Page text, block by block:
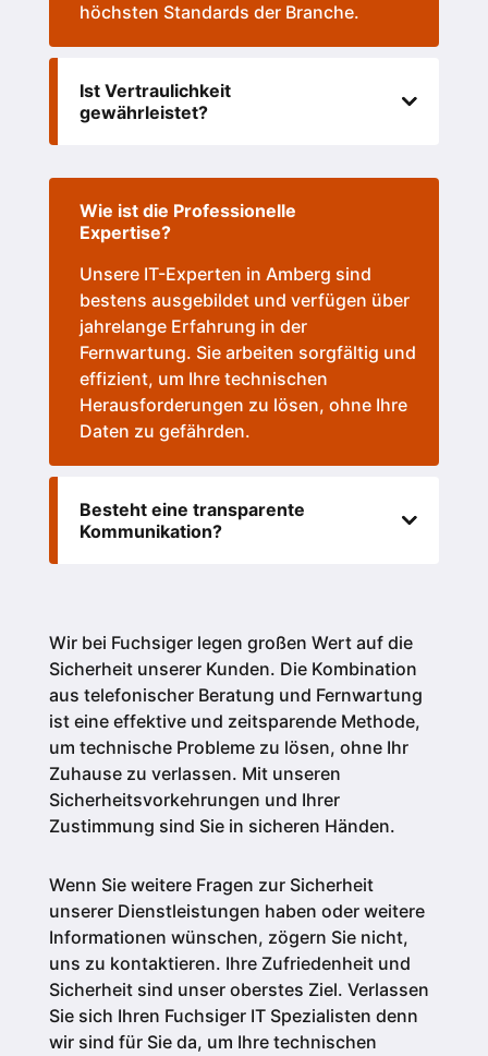
höchsten Standards der Branche.
Ist Vertraulichkeit
gewährleistet?
Wie ist die Professionelle
Expertise?
Unsere IT-Experten in Amberg sind
bestens ausgebildet und verfügen über
jahrelange Erfahrung in der
Fernwartung. Sie arbeiten sorgfältig und
effizient, um Ihre technischen
Herausforderungen zu lösen, ohne Ihre
Daten zu gefährden.
Besteht eine transparente
Kommunikation?
Wir bei Fuchsiger legen großen Wert auf die
Sicherheit unserer Kunden. Die Kombination
aus telefonischer Beratung und Fernwartung
ist eine effektive und zeitsparende Methode,
um technische Probleme zu lösen, ohne Ihr
Zuhause zu verlassen. Mit unseren
Sicherheitsvorkehrungen und Ihrer
Zustimmung sind Sie in sicheren Händen.
Wenn Sie weitere Fragen zur Sicherheit
unserer Dienstleistungen haben oder weitere
Informationen wünschen, zögern Sie nicht,
uns zu kontaktieren. Ihre Zufriedenheit und
Sicherheit sind unser oberstes Ziel. Verlassen
Sie sich Ihren Fuchsiger IT Spezialisten denn
wir sind für Sie da, um Ihre technischen